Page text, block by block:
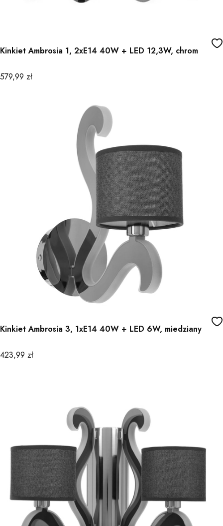
Kinkiet Ambrosia 1, 2xE14 40W + LED 12,3W, chrom
Cena
579,99 zł
Kinkiet Ambrosia 3, 1xE14 40W + LED 6W, miedziany
Cena
423,99 zł